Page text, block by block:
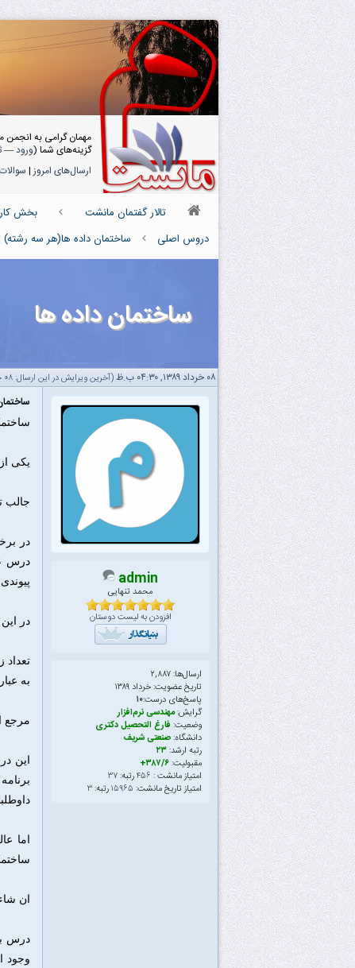
مهمان گرامی به انجمن
گزینه‌های شما (ورود—
ارسال‌های امروز|
تالار گفتمان مانشت
بخش
دروس اصلی
ساختمان داده ها(هر سه رشته)
ساختمان داده ها
۰۸ خرداد ۱۳۸۹, ۰۴:۳۰ ب.ظ (آخرین ویرایش در این ارسال: ۰۸ خرداد ۱۳۸۹ ۰۴:۳۴ ب.ظ، توسط
admin
محمد تنهایی
افزودن به لیست دوستان
ارسال‌ها: ۲,۸۸۷
تاریخ عضویت: خرداد ۱۳۸۹
پاسخ‌های درست:۱۰
گرایش:مهندسی نرم‌افزار
وضعیت: فارغ التحصیل دکتری
دانشگاه:صنعتی شریف
رتبه ارشد:۲۳
مقبولیت:۳۸۷/۶+
امتیاز مانشت : ۴۵۶رتبه:۳۷
امتیاز تاریخ مانشت: ۱۵۹۶۵رتبه:۳
یکی
جالب
در
درس
پیوندی
در
به
مرجع
داوطلبان ۲ یا ۳ تست این درس را
اما
ان
درس
وجود